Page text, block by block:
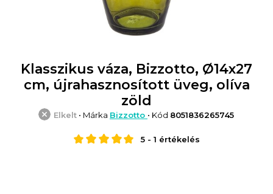
Klasszikus váza, Bizzotto, Ø14x27
cm, újrahasznosított üveg, olíva
zöld
Elkelt • Márka Bizzotto • Kód 8051836265745
5- 1 értékelés